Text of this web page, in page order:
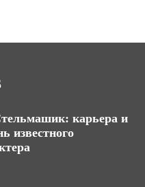
карьера и
известного